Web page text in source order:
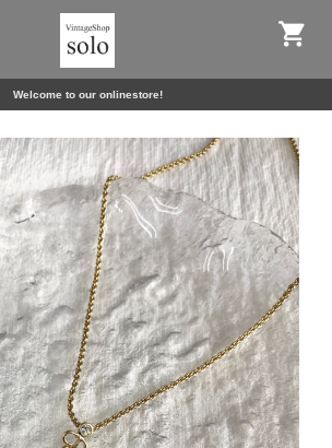
Welcome to our onlinestore!